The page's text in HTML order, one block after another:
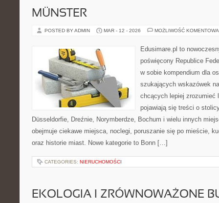
MÜNSTER
POSTED BY ADMIN MAR - 12 - 2026 MOŻLIWOŚĆ
Edusimare.pl to
poświęcony Republice
w sobie kompendium dla
szukających wskazówek
chcących lepiej zrozumieć
pojawiają się treści o
Düsseldorfie, Dreźnie, Norymberdze, Bochum i wielu innych
obejmuje ciekawe miejsca, noclegi, poruszanie się po mieście,
oraz historie miast. Nowe kategorie to Bonn […]
CATEGORIES: NIERUCHOMOŚCI
EKOLOGIA I ZRÓWNOWAŻONE